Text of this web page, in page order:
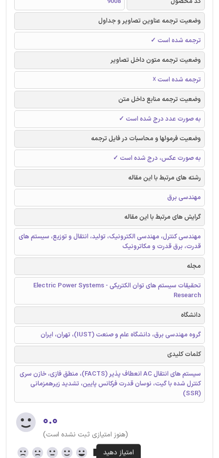
وضعیت ترجمه عناوین تصاویر و جداول
ترجمه شده است ✓
وضعیت ترجمه متون داخل تصاویر
ترجمه شده است ☓
وضعیت ترجمه منابع داخل متن
به صورت عدد درج شده است ✓
وضعیت فرمولها و محاسبات در فایل ترجمه
به صورت عکس، درج شده است ✓
رشته های مرتبط با این مقاله
مهندسی برق
گرایش های مرتبط با این مقاله
مهندسی کنترل، مهندسی الکترونیک، تولید، انتقال و توزیع، سیستم های
قدرت، برق قدرت و مکاترونیک
مجله
تحقیقات سیستم های توان الکتریکی - Electric Power Systems
Research
دانشگاه
گروه مهندسی برق، دانشگاه علم و صنعت (IUST)، تهران، ایران
کلمات کلیدی
سیستم های انتقال AC انعطاف پذیر (FACTS)، منطق فازی، خازن سری
کنترل شده با گیت، نوسان قدرت فرکانس پایین، تشدید زیرهمزمانی
(SSR)
۰.۰
(هنوز امتیازی ثبت نشده است)